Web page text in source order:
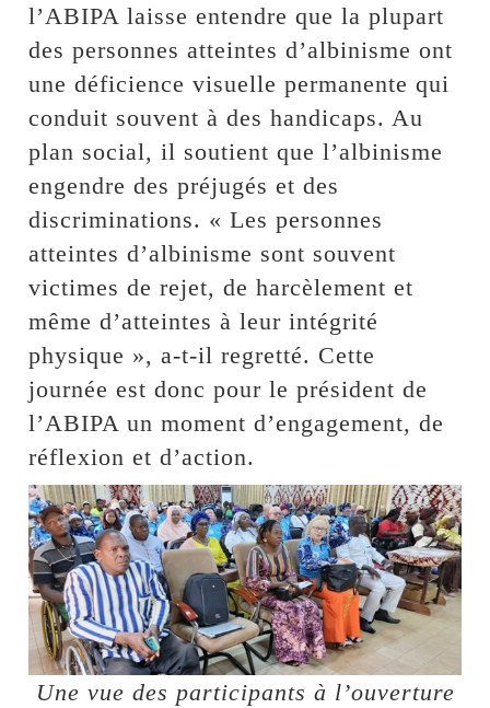
l’ABIPA laisse entendre que la plupart
des personnes atteintes d’albinisme ont
une déficience visuelle permanente qui
conduit souvent à des handicaps. Au
plan social, il soutient que l’albinisme
engendre des préjugés et des
discriminations. « Les personnes
atteintes d’albinisme sont souvent
victimes de rejet, de harcèlement et
même d’atteintes à leur intégrité
physique », a-t-il regretté. Cette
journée est donc pour le président de
l’ABIPA un moment d’engagement, de
réflexion et d’action.
Une vue des participants à l’ouverture